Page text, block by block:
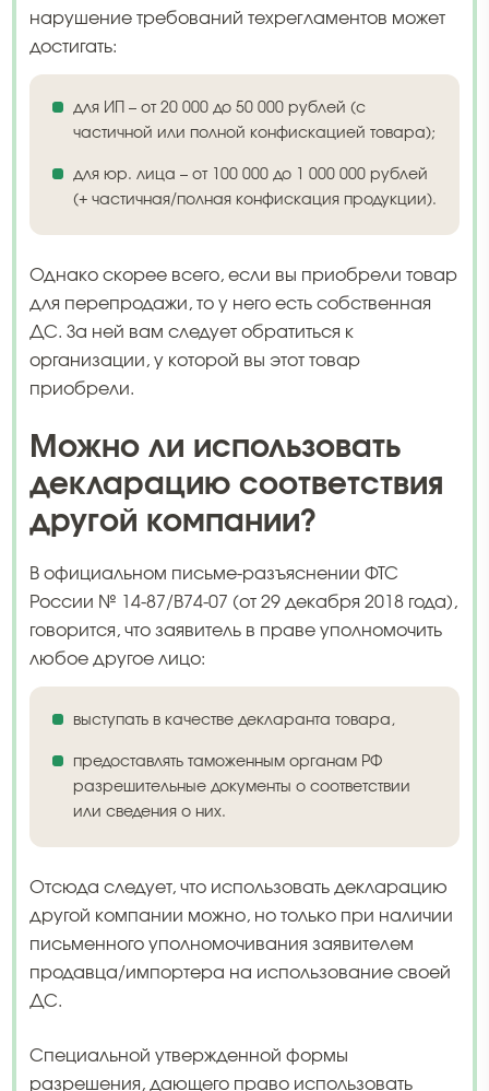
нарушение требований техрегламентов может
достигать:
для ИП – от 20 000 до 50 000 рублей (с
частичной или полной конфискацией товара);
для юр. лица – от 100 000 до 1 000 000 рублей
(+ частичная/полная конфискация продукции).
Однако скорее всего, если вы приобрели товар
для перепродажи, то у него есть собственная
ДС. За ней вам следует обратиться к
организации, у которой вы этот товар
приобрели.
Можно ли использовать
декларацию соответствия
другой компании?
В официальном письме-разъяснении ФТС
России № 14-87/В74-07 (от 29 декабря 2018 года),
говорится, что заявитель в праве уполномочить
любое другое лицо:
выступать в качестве декларанта товара,
предоставлять таможенным органам РФ
разрешительные документы о соответствии
или сведения о них.
Отсюда следует, что использовать декларацию
другой компании можно, но только при наличии
письменного уполномочивания заявителем
продавца/импортера на использование своей
ДС.
Специальной утвержденной формы
разрешения, дающего право использовать